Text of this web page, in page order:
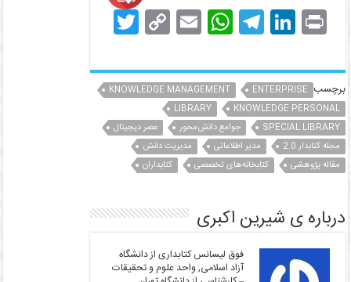
Pr
in
t
Li
n
k
e
dI
n
T
el
e
gr
a
m
W
h
at
s
A
p
p
E
m
ai
l
C
o
p
y
Li
n
k
T
w
itt
er برچسب ENTERPRISE
KNOWLEDGE MANAGEMENT
KNOWLEDGE PERSONAL
LIBRARY
SPECIAL LIBRARY
جوامع دانش‌محور
عصر دیجیتال
مجله کتابدار 2.0
مدیر اطلاعاتی
مدیریت دانش
مقاله پژوهشی
کتابخانه‌های تخصصی کتابداران
درباره ی شیرین اکبری
فوق لیسانس کتابداری از دانشگاه
آزاد اسلامی, واحد علوم و تحقیقات